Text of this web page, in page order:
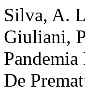
Silva, A.
Giuliani,
De